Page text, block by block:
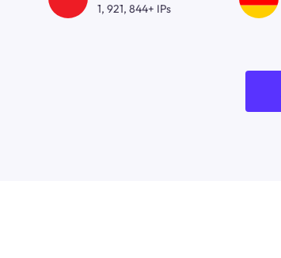
1, 921, 844+ IPs